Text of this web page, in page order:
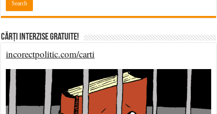
Cărți Interzise Gratuite!
incorectpolitic.com/carti